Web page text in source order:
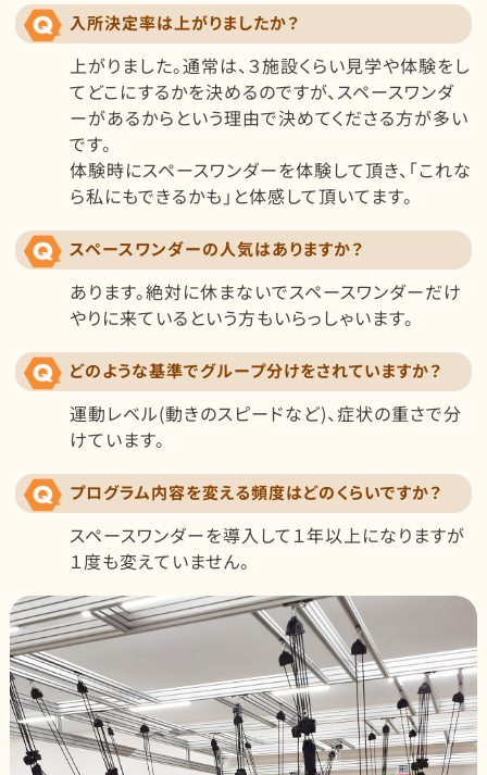
入所決定率は上がりましたか？
上がりました。通常は、３施設くらい見学や体験をし
てどこにするかを決めるのですが、スペースワンダ
ーがあるからという理由で決めてくださる方が多い
です。
体験時にスペースワンダーを体験して頂き、「これな
ら私にもできるかも」と体感して頂いてます。
スペースワンダーの人気はありますか？
あります。絶対に休まないでスペースワンダーだけ
やりに来ているという方もいらっしゃいます。
どのような基準でグループ分けをされていますか？
運動レベル(動きのスピードなど)、症状の重さで分
けています。
プログラム内容を変える頻度はどのくらいですか？
スペースワンダーを導入して１年以上になりますが
１度も変えていません。